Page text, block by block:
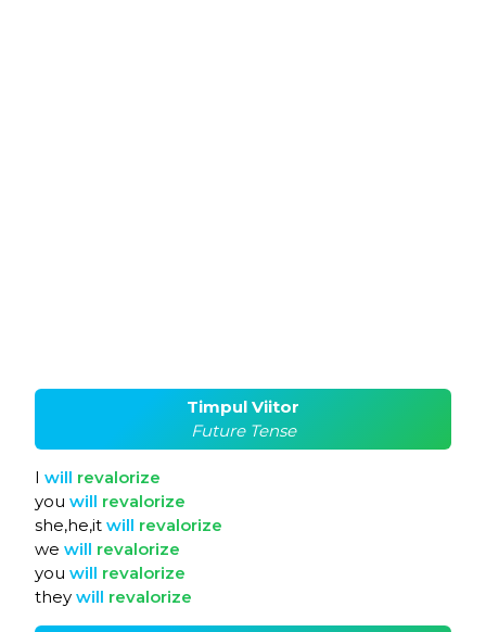
Timpul Viitor
Future Tense
I will revalorize
you will revalorize
she,he,it will revalorize
we will revalorize
you will revalorize
they will revalorize